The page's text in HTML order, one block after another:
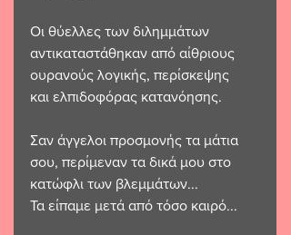
Οι θύελλες των διλημμάτων
αντικαταστάθηκαν από αίθριους
ουρανούς λογικής, περίσκεψης
και ελπιδοφόρας κατανόησης.
Σαν άγγελοι προσμονής τα μάτια
σου, περίμεναν τα δικά μου στο
κατώφλι των βλεμμάτων...
Τα είπαμε μετά από τόσο καιρό...